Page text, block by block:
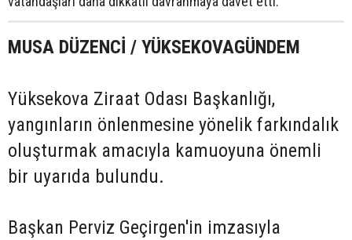
MUSA DÜZENCİ / YÜKSEKOVAGÜNDEM
Yüksekova Ziraat Odası Başkanlığı,
yangınların önlenmesine yönelik farkındalık
oluşturmak amacıyla kamuoyuna önemli
bir uyarıda bulundu.
Başkan Perviz Geçirgen'in imzasıyla